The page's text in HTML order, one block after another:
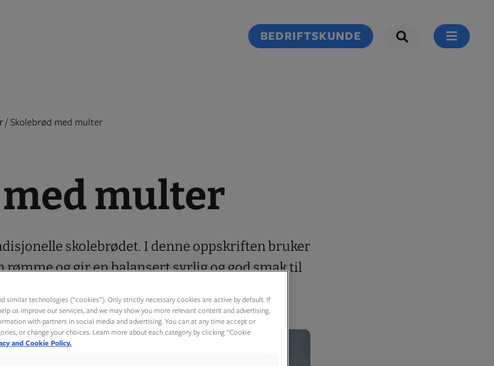
BEDRIFTSKUNDE
/ Skolebrød med multer
multer
skolebrødet. I denne oppskriften bruker
og gir en balansert syrlig og god smak til
similar technologies (“cookies”). Only strictly necessary cookies are active by default. If
us improve our services, and we may show you more relevant content and advertising.
with partners in social media and advertising. You can at any time accept or
or change your choices. Learn more about each category by clicking “Cookie
and Cookie Policy.